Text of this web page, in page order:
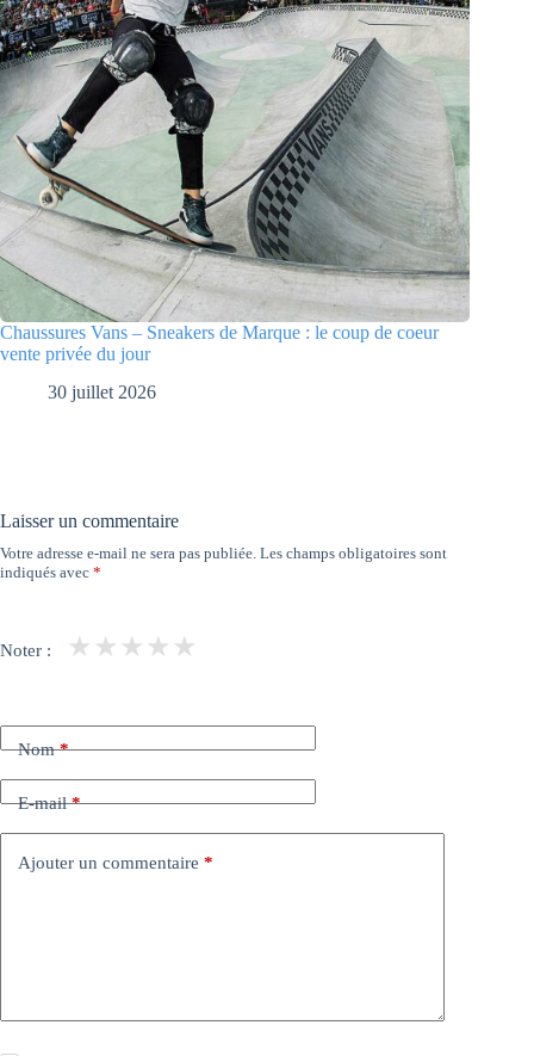
Chaussures Vans – Sneakers de Marque : le coup de coeur
vente privée du jour
30 juillet 2026
Laisser un commentaire
Votre adresse e-mail ne sera pas publiée. Les champs obligatoires sont
indiqués avec *
Noter : ★
★
★
★
★
Nom*
E-mail*
Ajouter un commentaire *